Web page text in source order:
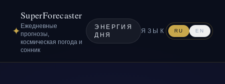
✦
SuperForecaster
Ежедневные
прогнозы,
космическая погода и
сонник
ЭНЕРГИЯ
ДНЯ
ЯЗЫК RU EN